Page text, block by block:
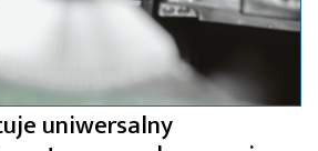
uniwersalny